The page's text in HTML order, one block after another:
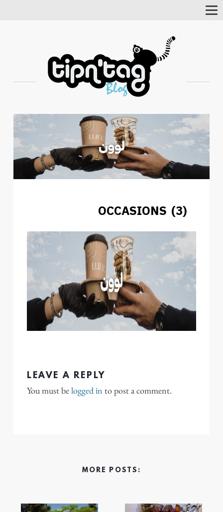
Toggle
OCCASIONS (3)
LEAVE A REPLY
You must belogged in to post a comment.
MORE POSTS: